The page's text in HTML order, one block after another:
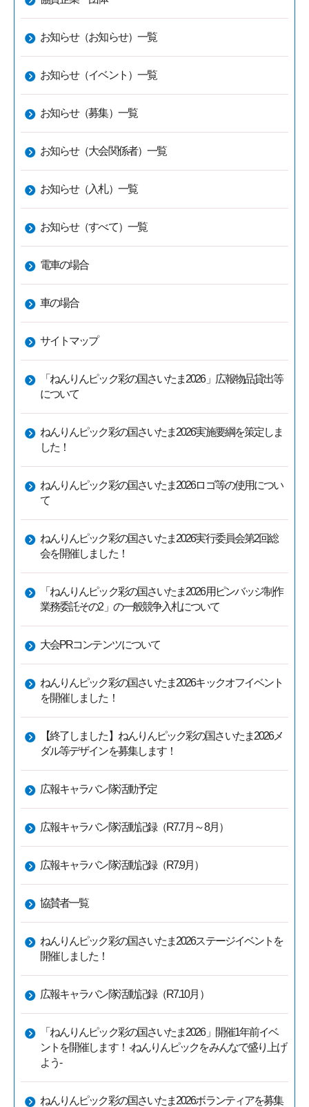
お知らせ（お知らせ）一覧
お知らせ（イベント）一覧
お知らせ（募集）一覧
お知らせ（大会関係者）一覧
お知らせ（入札）一覧
お知らせ（すべて）一覧
電車の場合
車の場合
サイトマップ
「ねんりんピック彩の国さいたま2026」広報物品貸出等
について
ねんりんピック彩の国さいたま2026実施要綱を策定しま
した！
ねんりんピック彩の国さいたま2026ロゴ等の使用につい
て
ねんりんピック彩の国さいたま2026実行委員会第2回総
会を開催しました！
「ねんりんピック彩の国さいたま2026用ピンバッジ制作
業務委託その2」の一般競争入札について
大会PRコンテンツについて
ねんりんピック彩の国さいたま2026キックオフイベント
を開催しました！
【終了しました】ねんりんピック彩の国さいたま2026メ
ダル等デザインを募集します！
広報キャラバン隊活動予定
広報キャラバン隊活動記録（R7.7月～8月）
広報キャラバン隊活動記録（R7.9月）
協賛者一覧
ねんりんピック彩の国さいたま2026ステージイベントを
開催しました！
広報キャラバン隊活動記録（R7.10月）
「ねんりんピック彩の国さいたま2026」開催1年前イベ
ントを開催します！ -ねんりんピックをみんなで盛り上げ
よう-
ねんりんピック彩の国さいたま2026ボランティアを募集